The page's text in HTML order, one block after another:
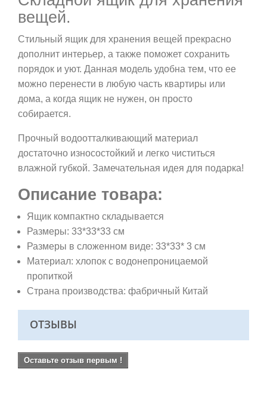
вещей.
Стильный ящик для хранения вещей прекрасно
дополнит интерьер, а также поможет сохранить
порядок и уют. Данная модель удобна тем, что ее
можно перенести в любую часть квартиры или
дома, а когда ящик не нужен, он просто
собирается.
Прочный водоотталкивающий материал
достаточно износостойкий и легко чиститься
влажной губкой. Замечательная идея для подарка!
Описание товара:
Ящик компактно складывается
Размеры: 33*33*33 см
Размеры в сложенном виде: 33*33* 3 см
Материал: хлопок с водонепроницаемой
пропиткой
Страна производства: фабричный Китай
ОТЗЫВЫ
Оставьте отзыв первым !